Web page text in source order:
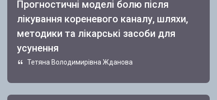
Прогностичні моделі болю після
лікування кореневого каналу, шляхи,
методики та лікарські засоби для
усунення
Тетяна Володимирівна Жданова